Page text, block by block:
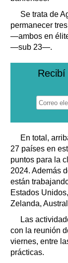
Se trata de
permanecer
―ambos en
―sub 23―.
En total,
27 países en
puntos para la
2024. Además
están
Estados
Zelanda,
Las
con la reunión
viernes, entre
prácticas.